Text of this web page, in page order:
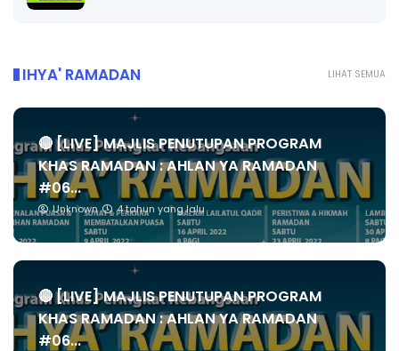
LIHAT SEMUA
IHYA' RAMADAN
🔴 [LIVE] MAJLIS PENUTUPAN PROGRAM
KHAS RAMADAN : AHLAN YA RAMADAN
#06...
Unknown 4 tahun yang lalu
🔴 [LIVE] MAJLIS PENUTUPAN PROGRAM
KHAS RAMADAN : AHLAN YA RAMADAN
#06...